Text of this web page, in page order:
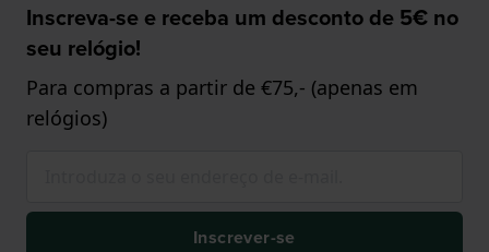
Inscreva-se e receba um desconto de 5€ no
seu relógio!
Para compras a partir de €75,- (apenas em
relógios)
Inscrever-se